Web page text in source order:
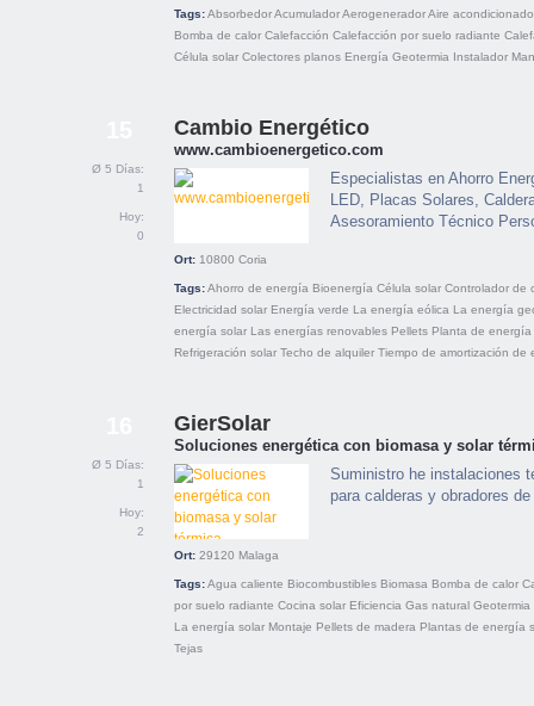
Tags:AbsorbedorAcumuladorAerogeneradorAire acondicionado
Bomba de calor Calefacción Calefacción por suelo radiante
Célula solar Colectores planos Energía Geotermia Instalador
Ø 5 Días:
1
Hoy:
0
Cambio Energético
www.cambioenergetico.com
Especialistas en Ahorro
LED, Placas Solares,
Asesoramiento Técnico
Ort: 10800 Coria
Tags:Ahorro de energía Bioenergía Célula solar Controlador de
Electricidad solar Energía verde La energía eólica La energía
energía solar Las energías renovables Pellets Planta de energía
Refrigeración solar Techo de alquiler Tiempo de amortización de
Ø 5 Días:
1
Hoy:
2
GierSolar
Soluciones energética con biomasa y solar
Suministro he instalaciones
para calderas y obradores
Ort: 29120 Malaga
Tags:Agua caliente Biocombustibles Biomasa Bomba de calor
por suelo radiante Cocina solar Eficiencia Gas natural Geotermia
La energía solar Montaje Pellets de madera Plantas de energía
Tejas